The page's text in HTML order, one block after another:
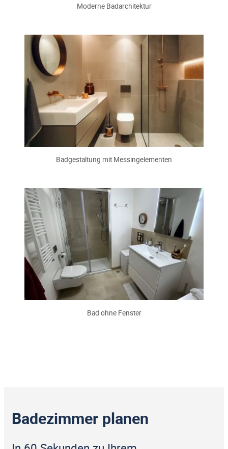
Moderne Badarchitektur
Badgestaltung mit Messingelementen
Bad ohne Fenster
Badezimmer planen